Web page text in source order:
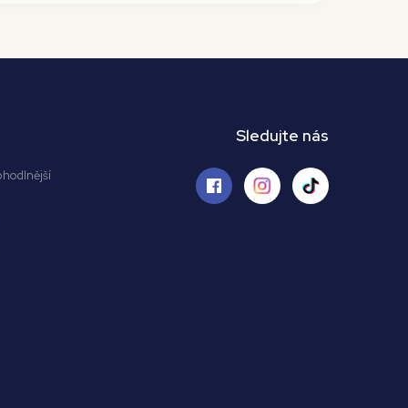
Sledujte nás